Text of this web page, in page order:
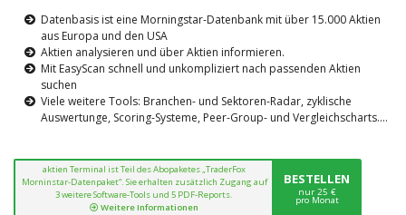
Datenbasis ist eine Morningstar-Datenbank mit über 15.000 Aktien
aus Europa und den USA
Aktien analysieren und über Aktien informieren.
Mit EasyScan schnell und unkompliziert nach passenden Aktien
suchen
Viele weitere Tools: Branchen- und Sektoren-Radar, zyklische
Auswertunge, Scoring-Systeme, Peer-Group- und Vergleichscharts....
aktien Terminal ist Teil des Abopaketes „TraderFox
Morninstar-Datenpaket“. Sie erhalten zusätzlich Zugang auf
3 weitere Software-Tools und 5 PDF-Reports.
Weitere Informationen
BESTELLEN
nur 25 €
pro Monat